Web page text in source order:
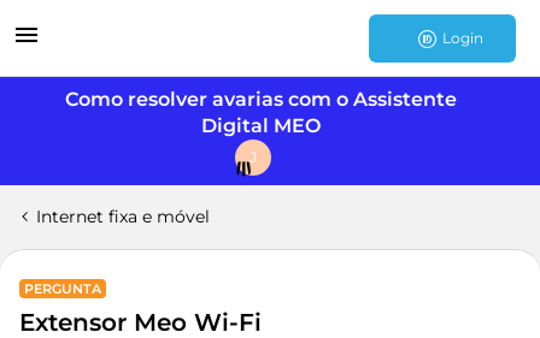
Login
Como resolver avarias com o Assistente
Digital MEO
J
Internet fixa e móvel
PERGUNTA
Extensor Meo Wi-Fi